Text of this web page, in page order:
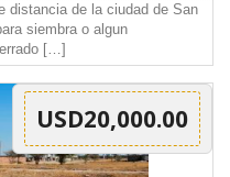
distancia de la ciudad de San
siembra o algun
[…]
USD20,000.00